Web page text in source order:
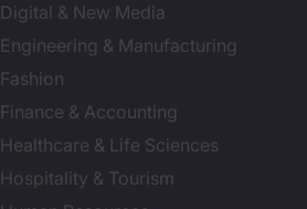
Digital & New Media
Engineering & Manufacturing
Fashion
Finance & Accounting
Healthcare & Life Sciences
Hospitality & Tourism